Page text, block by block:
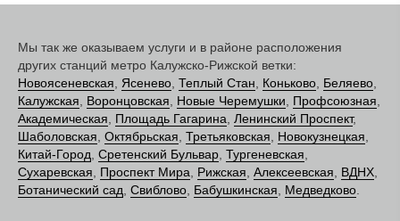
Мы так же оказываем услуги и в районе расположения
других станций метро Калужско-Рижской ветки:
Новоясеневская
Ясенево Теплый Стан Коньково Беляево
Калужская
Воронцовская Новые Черемушки Профсоюзная
Академическая
Площадь Гагарина Ленинский Проспект,
Шаболовская Октябрьская Третьяковская Новокузнецкая
Китай-Город Сретенский Бульвар Тургеневская
Сухаревская
Проспект Мира Рижская Алексеевская ВДНХ
Ботанический сад Свиблово Бабушкинская Медведково